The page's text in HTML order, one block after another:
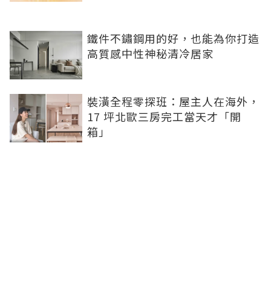
鐵件不鏽鋼用的好，也能為你打造
高質感中性神秘清冷居家
裝潢全程零探班：屋主人在海外，
17 坪北歐三房完工當天才「開
箱」